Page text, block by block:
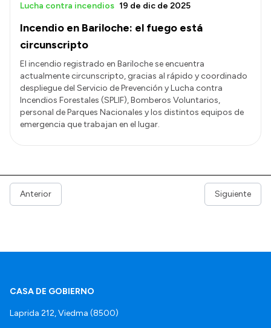
Incendio en Bariloche: el fuego está
circunscripto
Lucha contra incendios 19 de dic de 2025
El incendio registrado en Bariloche se encuentra
actualmente circunscripto, gracias al rápido y coordinado
despliegue del Servicio de Prevención y Lucha contra
Incendios Forestales (SPLIF), Bomberos Voluntarios,
personal de Parques Nacionales y los distintos equipos de
emergencia que trabajan en el lugar.
Anterior Siguiente
CASA DE GOBIERNO
Laprida 212, Viedma (8500)